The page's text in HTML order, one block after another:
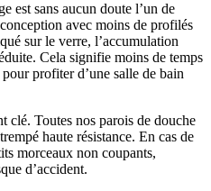
est sans aucun doute l’un de
avec moins de profilés
sur le verre, l’accumulation
Cela signifie moins de temps
profiter d’une salle de bain
clé. Toutes nos parois de douche
haute résistance. En cas de
morceaux non coupants,
d’accident.